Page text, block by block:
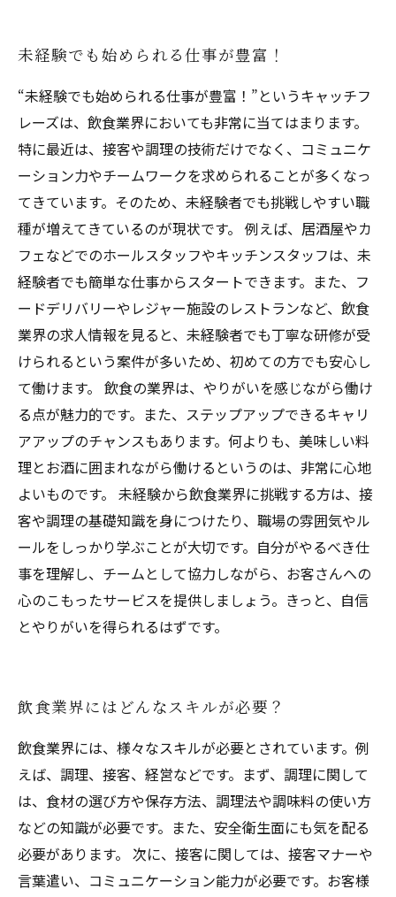
未経験でも始められる仕事が豊富！
“未経験でも始められる仕事が豊富！”というキャッチフ
レーズは、飲食業界においても非常に当てはまります。
特に最近は、接客や調理の技術だけでなく、コミュニケ
ーション力やチームワークを求められることが多くなっ
てきています。そのため、未経験者でも挑戦しやすい職
種が増えてきているのが現状です。 例えば、居酒屋やカ
フェなどでのホールスタッフやキッチンスタッフは、未
経験者でも簡単な仕事からスタートできます。また、フ
ードデリバリーやレジャー施設のレストランなど、飲食
業界の求人情報を見ると、未経験者でも丁寧な研修が受
けられるという案件が多いため、初めての方でも安心し
て働けます。 飲食の業界は、やりがいを感じながら働け
る点が魅力的です。また、ステップアップできるキャリ
アアップのチャンスもあります。何よりも、美味しい料
理とお酒に囲まれながら働けるというのは、非常に心地
よいものです。 未経験から飲食業界に挑戦する方は、接
客や調理の基礎知識を身につけたり、職場の雰囲気やル
ールをしっかり学ぶことが大切です。自分がやるべき仕
事を理解し、チームとして協力しながら、お客さんへの
心のこもったサービスを提供しましょう。きっと、自信
とやりがいを得られるはずです。
飲食業界にはどんなスキルが必要？
飲食業界には、様々なスキルが必要とされています。例
えば、調理、接客、経営などです。まず、調理に関して
は、食材の選び方や保存方法、調理法や調味料の使い方
などの知識が必要です。また、安全衛生面にも気を配る
必要があります。 次に、接客に関しては、接客マナーや
言葉遣い、コミュニケーション能力が必要です。お客様